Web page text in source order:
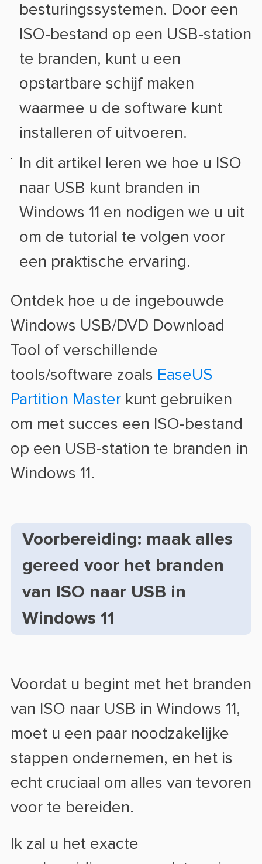
besturingssystemen. Door een
ISO-bestand op een USB-station
te branden, kunt u een
opstartbare schijf maken
waarmee u de software kunt
installeren of uitvoeren.
In dit artikel leren we hoe u ISO
naar USB kunt branden in
Windows 11 en nodigen we u uit
om de tutorial te volgen voor
een praktische ervaring.
Ontdek hoe u de ingebouwde
Windows USB/DVD Download
Tool of verschillende
tools/software zoals EaseUS
Partition Masterkunt gebruiken
om met succes een ISO-bestand
op een USB-station te branden in
Windows 11.
Voorbereiding: maak alles
gereed voor het branden
van ISO naar USB in
Windows 11
Voordat u begint met het branden
van ISO naar USB in Windows 11,
moet u een paar noodzakelijke
stappen ondernemen, en het is
echt cruciaal om alles van tevoren
voor te bereiden.
Ik zal u het exacte